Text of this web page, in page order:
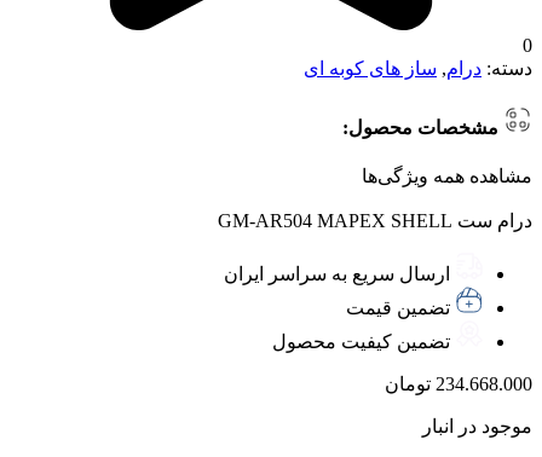
0
دسته: درام, ساز های کوبه ای
مشخصات محصول:
مشاهده همه ویژگی‌ها
درام ست GM-AR504 MAPEX SHELL
ارسال سریع به سراسر ایران
تضمین قیمت
تضمین کیفیت محصول
234.668.000 تومان
موجود در انبار